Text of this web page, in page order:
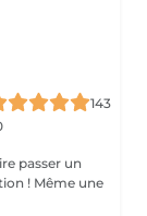
143
passer un
! Même une